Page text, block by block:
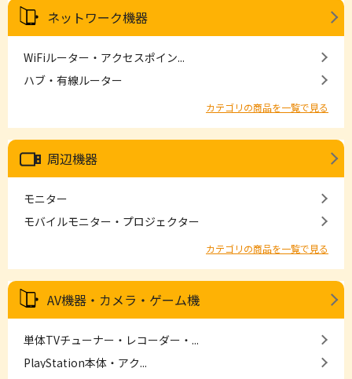
ネットワーク機器
WiFiルーター・アクセスポイン...
ハブ・有線ルーター
カテゴリの商品を一覧で見る
周辺機器
モニター
モバイルモニター・プロジェクター
カテゴリの商品を一覧で見る
AV機器・カメラ・ゲーム機
単体TVチューナー・レコーダー・...
PlayStation本体・アク...